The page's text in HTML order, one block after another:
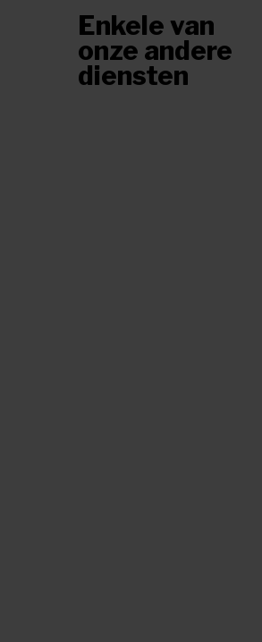
Enkele van
onze andere
diensten